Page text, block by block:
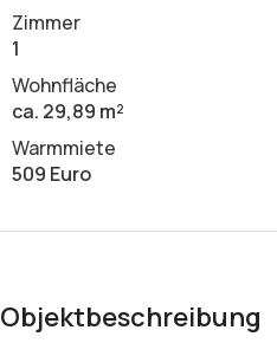
Zimmer
1
Wohnfläche
ca. 29,89 m²
Warmmiete
509 Euro
Objektbeschreibung